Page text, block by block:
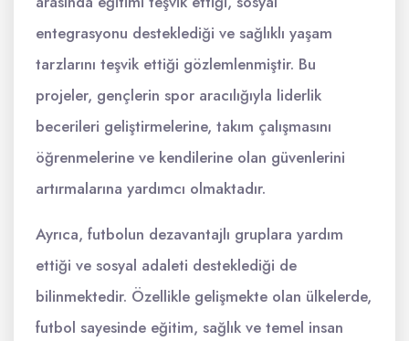
entegrasyonu desteklediği ve sağlıklı yaşam
tarzlarını teşvik ettiği gözlemlenmiştir. Bu
projeler, gençlerin spor aracılığıyla liderlik
becerileri geliştirmelerine, takım çalışmasını
öğrenmelerine ve kendilerine olan güvenlerini
artırmalarına yardımcı olmaktadır.
Ayrıca, futbolun dezavantajlı gruplara yardım
ettiği ve sosyal adaleti desteklediği de
bilinmektedir. Özellikle gelişmekte olan ülkelerde,
futbol sayesinde eğitim, sağlık ve temel insan